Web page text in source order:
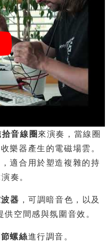
音線圈 來演奏，當線圈
樂器產生的電磁場雲。
適合用於塑造複雜的持
奏。
器 ，可調暗音色，以及
供空間感與氛圍音效。
螺絲進行調音。